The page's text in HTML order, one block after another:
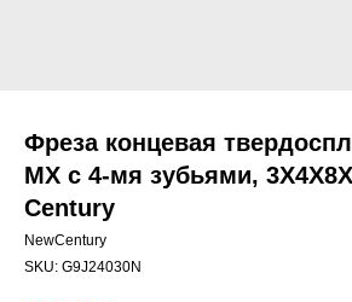
Фреза концевая
MX c 4-мя зубьями,
Century
NewCentury
SKU: G9J24030N